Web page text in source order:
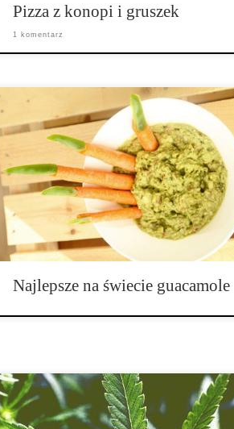
Pizza z konopi i gruszek
1 komentarz
Ilość porcji: pełna miska Składniki: • 3 awokado
(obrane, bez pestek, puree) • sok z 1 limonki • 2
łyżeczki oleju z konopi • 1 łyżka łuskanych nasion
konopi • ½ szklanki czerwonej cebuli pokrojonej w
kostkę • 3 łyżki […]
Najlepsze na świecie guacamole
Olej konopny jest stosunkowo nowym produktem w